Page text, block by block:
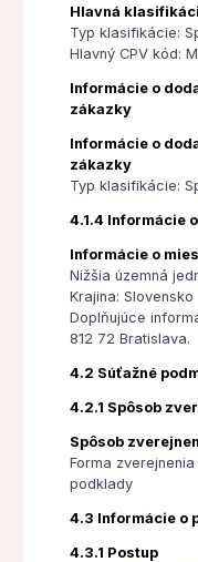
Hlavná
Typ klasifikácie:
Hlavný CPV kód:
Informácie o
zákazky
Informácie o
zákazky
Typ klasifikácie:
4.1.4 Informácie
Informácie o
Nižšia územná
Krajina: Slovensko
Doplňujúce
812 72 Bratislava.
4.2 Súťažné
4.2.1 Spôsob
Spôsob
Forma
podklady
4.3 Informácie o
4.3.1 Postup